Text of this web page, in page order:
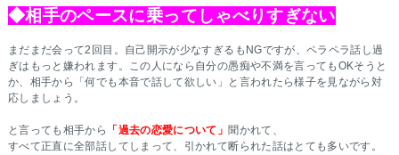
◆相手のペースに乗ってしゃべりすぎない
まだまだ会って2回目。自己開示が少なすぎるもNGですが、ペラペラ話し過
ぎはもっと嫌われます。この人になら自分の愚痴や不満を言ってもOKそうと
か、相手から「何でも本音で話して欲しい」と言われたら様子を見ながら対
応しましょう。
と言っても相手から 「過去の恋愛について」 聞かれて、
すべて正直に全部話してしまって、引かれて断られた話はとても多いです。